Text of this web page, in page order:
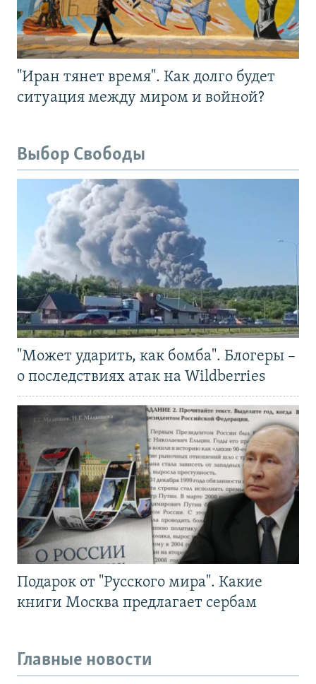
"Иран тянет время". Как долго будет
ситуация между миром и войной?
Выбор Свободы
"Может ударить, как бомба". Блогеры –
о последствиях атак на Wildberries
Подарок от "Русского мира". Какие
книги Москва предлагает сербам
Главные новости